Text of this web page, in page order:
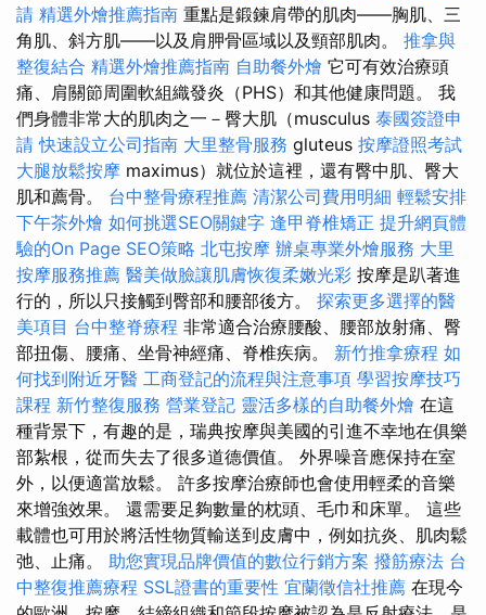
請 精選外燴推薦指南 重點是鍛鍊肩帶的肌肉——胸肌、三
角肌、斜方肌——以及肩胛骨區域以及頸部肌肉。 推拿與
整復結合 精選外燴推薦指南 自助餐外燴 它可有效治療頭
痛、肩關節周圍軟組織發炎（PHS）和其他健康問題。 我
們身體非常大的肌肉之一－臀大肌（musculus 泰國簽證申
請 快速設立公司指南 大里整骨服務 gluteus 按摩證照考試
大腿放鬆按摩 maximus）就位於這裡，還有臀中肌、臀大
肌和薦骨。 台中整骨療程推薦 清潔公司費用明細 輕鬆安排
下午茶外燴 如何挑選SEO關鍵字 逢甲脊椎矯正 提升網頁體
驗的On Page SEO策略 北屯按摩 辦桌專業外燴服務 大里
按摩服務推薦 醫美做臉讓肌膚恢復柔嫩光彩 按摩是趴著進
行的，所以只接觸到臀部和腰部後方。 探索更多選擇的醫
美項目 台中整脊療程 非常適合治療腰酸、腰部放射痛、臀
部扭傷、腰痛、坐骨神經痛、脊椎疾病。 新竹推拿療程 如
何找到附近牙醫 工商登記的流程與注意事項 學習按摩技巧
課程 新竹整復服務 營業登記 靈活多樣的自助餐外燴 在這
種背景下，有趣的是，瑞典按摩與美國的引進不幸地在俱樂
部紮根，從而失去了很多道德價值。 外界噪音應保持在室
外，以便適當放鬆。 許多按摩治療師也會使用輕柔的音樂
來增強效果。 還需要足夠數量的枕頭、毛巾和床單。 這些
載體也可用於將活性物質輸送到皮膚中，例如抗炎、肌肉鬆
弛、止痛。 助您實現品牌價值的數位行銷方案 撥筋療法 台
中整復推薦療程 SSL證書的重要性 宜蘭徵信社推薦 在現今